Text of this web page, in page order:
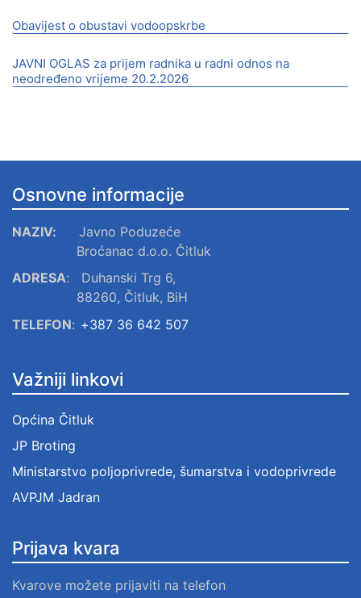
Obavijest o obustavi vodoopskrbe
JAVNI OGLAS za prijem radnika u radni odnos na
neodređeno vrijeme 20.2.2026
Osnovne informacije
NAZIV:
Javno Poduzeće
Broćanac d.o.o. Čitluk
ADRESA:
Duhanski Trg 6,
88260, Čitluk, BiH
TELEFON: +387 36 642 507
Važniji linkovi
Općina Čitluk
JP Broting
Ministarstvo poljoprivrede, šumarstva i vodoprivrede
AVPJM Jadran
Prijava kvara
Kvarove možete prijaviti na telefon